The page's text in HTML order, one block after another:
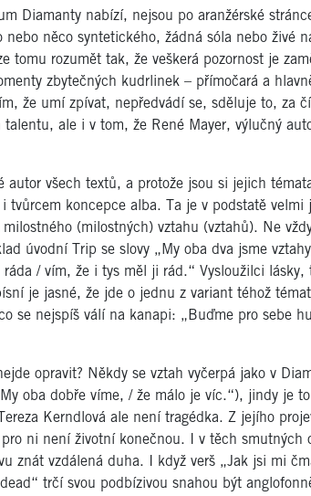
Diamanty nabízí, nejsou po aranžérské
nebo něco syntetického, žádná sóla nebo živé
tomu rozumět tak, že veškerá pozornost je
zbytečných kudrlinek – přímočará a
že umí zpívat, nepředvádí se, sděluje to, za
talentu, ale i v tom, že René Mayer, výlučný
autor všech textů, a protože jsou si jejich
tvůrcem koncepce alba. Ta je v podstatě velmi
(milostných) vztahu (vztahů). Ne
úvodní Trip se slovy „My oba dva jsme
ráda / vím, že i tys měl ji rád.“ Vysloužilci
je jasné, že jde o jednu z variant téhož
se nejspíš válí na kanapi: „Buďme pro sebe
opravit? Někdy se vztah vyčerpá jako v
oba dobře víme, / že málo je víc.“), jindy je
Kerndlová ale není tragédka. Z jejího
ni není životní konečnou. I v těch smutných
znát vzdálená duha. I když verš „Jak jsi mi
trčí svou podbízivou snahou být